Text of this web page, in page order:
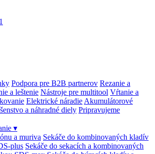
Podpora pre B2B partnerov Rezanie a
a leštenie Nástroje pre multitool Vŕtanie a
Elektrické náradie Akumulátorové
a náhradné diely Pripravujeme
▾
a muriva Sekáče do kombinovaných kladív
plus Sekáče do sekacích a kombinovaných